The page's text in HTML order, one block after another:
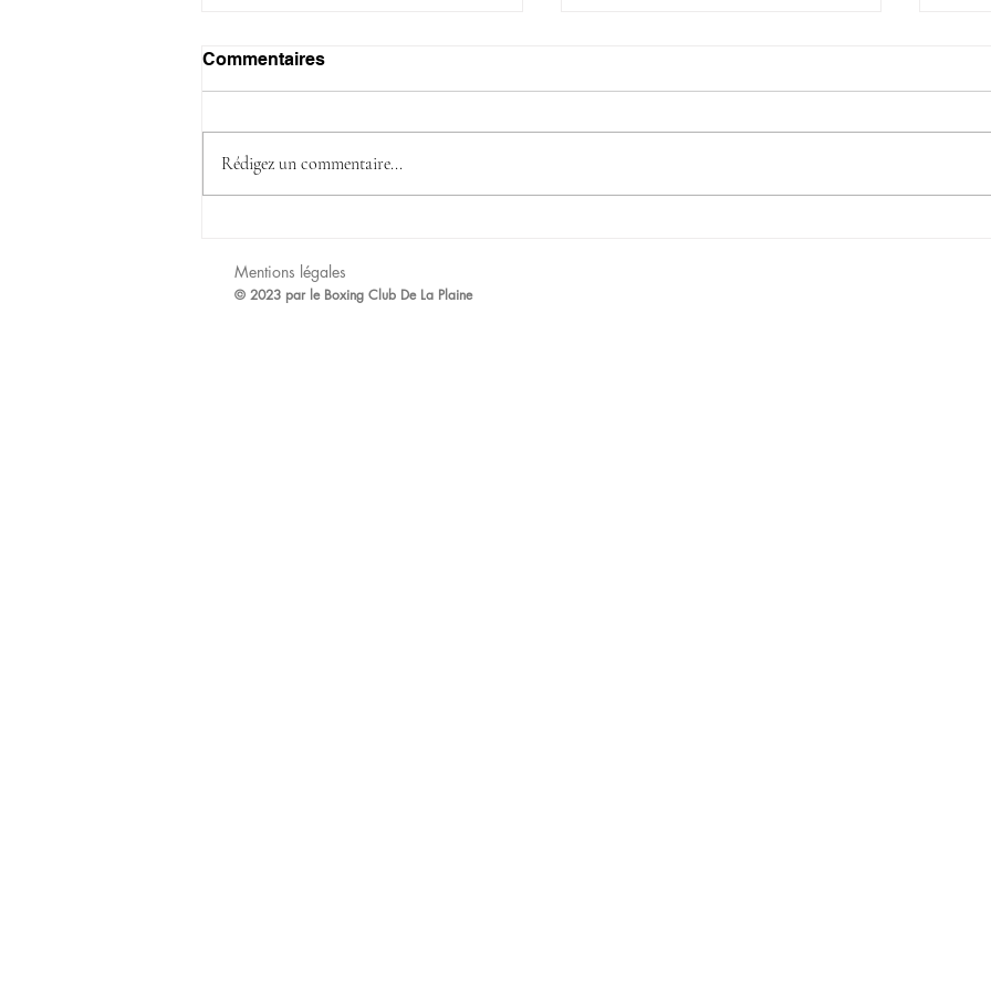
Commentaires
Rédigez un commentaire...
Mentions légales
© 2023 par le Boxing Club De La Plaine